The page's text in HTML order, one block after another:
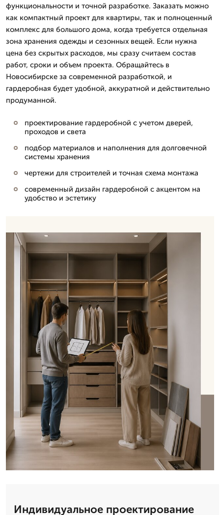
функциональности и точной разработке. Заказать можно
как компактный проект для квартиры, так и полноценный
комплекс для большого дома, когда требуется отдельная
зона хранения одежды и сезонных вещей. Если нужна
цена без скрытых расходов, мы сразу считаем состав
работ, сроки и объем проекта. Обращайтесь в
Новосибирске за современной разработкой, и
гардеробная будет удобной, аккуратной и действительно
продуманной.
проектирование гардеробной с учетом дверей,
проходов и света
подбор материалов и наполнения для долговечной
системы хранения
чертежи для строителей и точная схема монтажа
современный дизайн гардеробной с акцентом на
удобство и эстетику
Индивидуальное проектирование